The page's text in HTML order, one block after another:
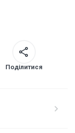
Поділитися